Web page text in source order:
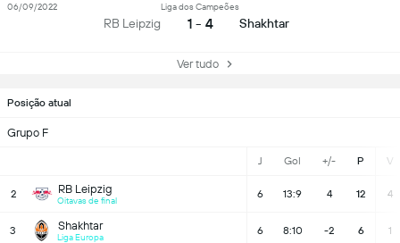
Posição atual
Grupo F
J Gol +/- P V
2 RB Leipzig
Oitavas de final
6 13:9 4 12 4
3 Shakhtar
Liga Europa
6 8:10 -2 6 1
RB Leipzig
Liga dos Campeões
1 - 4 Shakhtar
06/09/2022
Ver tudo